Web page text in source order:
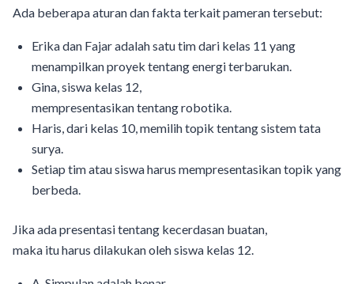
Ada beberapa aturan dan fakta terkait pameran tersebut:
Erika dan Fajar adalah satu tim dari kelas 11 yang
menampilkan proyek tentang energi terbarukan.
Gina, siswa kelas 12,
mempresentasikan tentang robotika.
Haris, dari kelas 10, memilih topik tentang sistem tata
surya.
Setiap tim atau siswa harus mempresentasikan topik yang
berbeda.
Jika ada presentasi tentang kecerdasan buatan,
maka itu harus dilakukan oleh siswa kelas 12.